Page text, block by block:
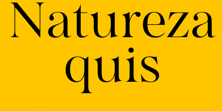
Natureza
quis